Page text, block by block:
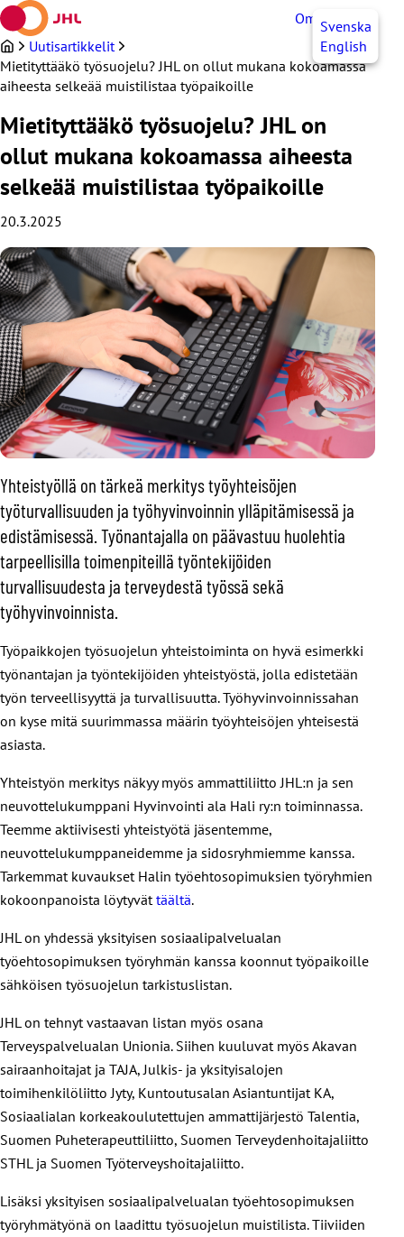
Siirry
sisältöön
OmaJHLSvenska
English
Uutisartikkelit
Mietityttääkö työsuojelu? JHL on ollut mukana kokoamassa
aiheesta selkeää muistilistaa työpaikoille
Mietityttääkö työsuojelu? JHL on
ollut mukana kokoamassa aiheesta
selkeää muistilistaa työpaikoille
20.3.2025
Yhteistyöllä on tärkeä merkitys työyhteisöjen
työturvallisuuden ja työhyvinvoinnin ylläpitämisessä ja
edistämisessä. Työnantajalla on päävastuu huolehtia
tarpeellisilla toimenpiteillä työntekijöiden
turvallisuudesta ja terveydestä työssä sekä
työhyvinvoinnista.
Työpaikkojen työsuojelun yhteistoiminta on hyvä esimerkki
työnantajan ja työntekijöiden yhteistyöstä, jolla edistetään
työn terveellisyyttä ja turvallisuutta. Työhyvinvoinnissahan
on kyse mitä suurimmassa määrin työyhteisöjen yhteisestä
asiasta.
Yhteistyön merkitys näkyy myös ammattiliitto JHL:n ja sen
neuvottelukumppani Hyvinvointi ala Hali ry:n toiminnassa.
Teemme aktiivisesti yhteistyötä jäsentemme,
neuvottelukumppaneidemme ja sidosryhmiemme kanssa.
Tarkemmat kuvaukset Halin työehtosopimuksien työryhmien
kokoonpanoista löytyvät täältä.
JHL on yhdessä yksityisen sosiaalipalvelualan
työehtosopimuksen työryhmän kanssa koonnut työpaikoille
sähköisen työsuojelun tarkistuslistan.
JHL on tehnyt vastaavan listan myös osana
Terveyspalvelualan Unionia. Siihen kuuluvat myös Akavan
sairaanhoitajat ja TAJA, Julkis- ja yksityisalojen
toimihenkilöliitto Jyty, Kuntoutusalan Asiantuntijat KA,
Sosiaalialan korkeakoulutettujen ammattijärjestö Talentia,
Suomen Puheterapeuttiliitto, Suomen Terveydenhoitajaliitto
STHL ja Suomen Työterveyshoitajaliitto.
Lisäksi yksityisen sosiaalipalvelualan työehtosopimuksen
työryhmätyönä on laadittu työsuojelun muistilista. Tiiviiden